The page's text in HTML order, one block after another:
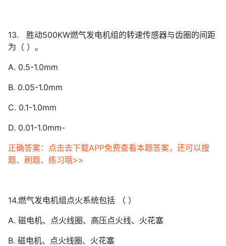
13. 胜动500KW燃气发电机组的转速传感器与齿圈的间距
为（ ）。
A. 0.5-1.0mm
B. 0.05-1.0mm
C. 0.1-1.0mm
D. 0.01-1.0mm-
正确答案：点击去下载APP免费查看本题答案，还可以搜
题、刷题、练习哦>>
14.燃气发电机组点火系统包括 （ ）
A. 磁电机、点火线圈、高压点火线、火花塞
B. 磁电机、点火线圈、火花塞